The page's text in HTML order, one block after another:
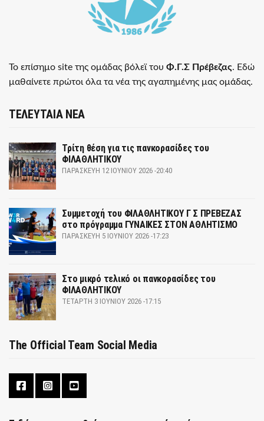
Το επίσημο site της ομάδας βόλεϊ του Φ.Γ.Σ Πρέβεζας. Εδώ
μαθαίνετε πρώτοι όλα τα νέα της αγαπημένης μας ομάδας.
ΤΕΛΕΥΤΑΙΑ ΝΕΑ
Τρίτη θέση για τις πανκορασίδες του
ΦΙΛΑΘΛΗΤΙΚΟΥ
ΠΑΡΑΣΚΕΥΉ 12 ΙΟΥΝΊΟΥ 2026 -20:40
Συμμετοχή του ΦΙΛΑΘΛΗΤΙΚΟΥ Γ Σ ΠΡΕΒΕΖΑΣ
στο πρόγραμμα ΓΥΝΑΙΚΕΣ ΣΤΟΝ ΑΘΛΗΤΙΣΜΟ
ΠΑΡΑΣΚΕΥΉ 5 ΙΟΥΝΊΟΥ 2026 -17:23
Στο μικρό τελικό οι πανκορασίδες του
ΦΙΛΑΘΛΗΤΙΚΟΥ
ΤΕΤΆΡΤΗ 3 ΙΟΥΝΊΟΥ 2026 -17:15
The Official Team Social Media